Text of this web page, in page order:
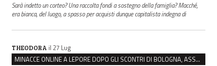
Sarà indetto un corteo? Una raccolta fondi a sostegno della famiglia? Macché,
era bianca, del luogo, a spasso per acquisti dunque capitalista indegna di
THEODORA il 27 Lug
MINACCE ONLINE A LEPORE DOPO GLI SCONTRI DI BOLOGNA, ASSEGNATA LA SCORTA AL SINDACO